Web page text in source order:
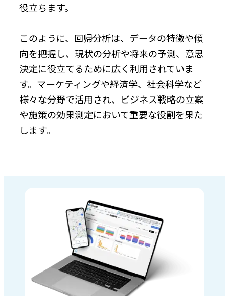
役立ちます。
このように、回帰分析は、データの特徴や傾
向を把握し、現状の分析や将来の予測、意思
決定に役立てるために広く利用されていま
す。マーケティングや経済学、社会科学など
様々な分野で活用され、ビジネス戦略の立案
や施策の効果測定において重要な役割を果た
します。